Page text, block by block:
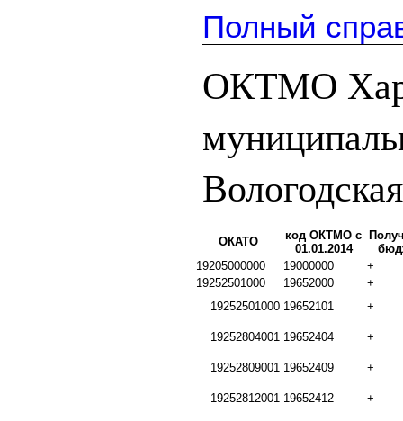
Полный
ОКТМО
ОКАТО
код ОКТМО с
01.01.2014
19205000000
19000000
+
19252501000
19652000
+
19252501000 19652101 +
19252804001 19652404 +
19252809001 19652409 +
19252812001 19652412 +